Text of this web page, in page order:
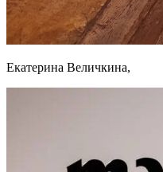
Екатерина Величкина,